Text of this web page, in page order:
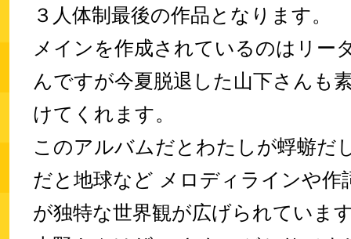
３人体制最後の作品となります。
メインを作成されているのはリー
んですが今夏脱退した山下さんも
けてくれます。
このアルバムだとわたしが蜉蝣だ
だと地球など メロディラインや作
が独特な世界観が広げられていま